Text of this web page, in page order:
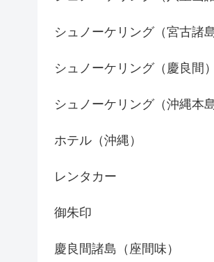
シュノーケリング（宮古諸島
シュノーケリング（慶良間）
シュノーケリング（沖縄本島
ホテル（沖縄）
レンタカー
御朱印
慶良間諸島（座間味）